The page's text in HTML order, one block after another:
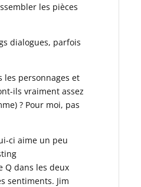
les pièces
dialogues, parfois
les personnages et
ils vraiment assez
? Pour moi, pas
ci aime un peu
Q dans les deux
sentiments. Jim